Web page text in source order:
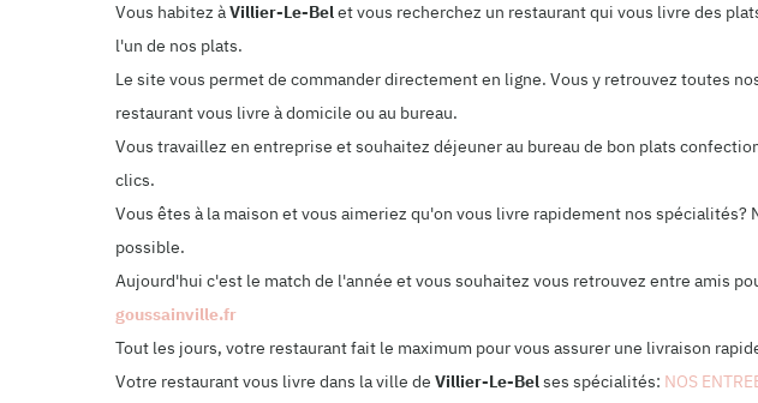
Vous habitez àVillier-Le-Belet vous recherchez un restaurant qui vous livre des
l'un de nos plats.
Le site vous permet de commander directement en ligne. Vous y retrouvez toutes
restaurant vous livre à domicile ou au bureau.
Vous travaillez en entreprise et souhaitez déjeuner au bureau de bon plats
clics.
Vous êtes à la maison et vous aimeriez qu'on vous livre rapidement nos
possible.
Aujourd'hui c'est le match de l'année et vous souhaitez vous retrouvez entre amis
goussainville.fr
Tout les jours, votre restaurant fait le maximum pour vous assurer une livraison
Votre restaurant vous livre dans la ville de Villier-Le-Belses spécialités: NOS